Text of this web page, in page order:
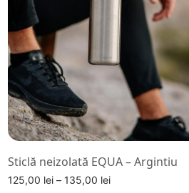
Sticlă neizolată EQUA – Argintiu
125,00 lei – 135,00 leiInterval